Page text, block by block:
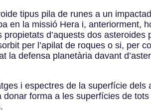
tipus pila de runes a un
en la missió Hera i, anteriorment,
d’aquests dos asteroides
per l’apilat de roques o si, per
la defensa planetària davant
i espectres de la superfície dels
forma a les superfícies de